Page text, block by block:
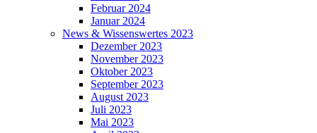
Februar 2024
Januar 2024
News & Wissenswertes 2023
Dezember 2023
November 2023
Oktober 2023
September 2023
August 2023
Juli 2023
Mai 2023